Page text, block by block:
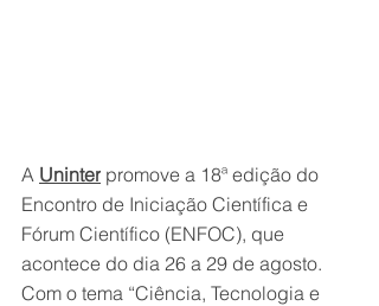
A Uninter promove a 18ª edição do
Encontro de Iniciação Científica e
Fórum Científico (ENFOC), que
acontece do dia 26 a 29 de agosto.
Com o tema “Ciência, Tecnologia e